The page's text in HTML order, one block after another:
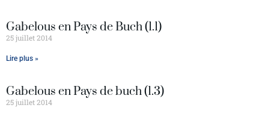
Gabelous en Pays de Buch (1.1)
25 juillet 2014
Lire plus »
Gabelous en Pays de buch (1.3)
25 juillet 2014